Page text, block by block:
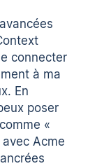
connecter
à ma
En
poser
«
Acme